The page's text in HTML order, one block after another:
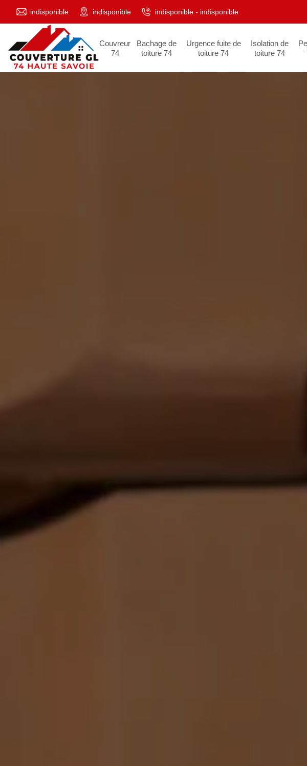
indisponible indisponible indisponible - indisponible
Couvreur
74
Bachage de
toiture 74
Urgence fuite de
toiture 74
Isolation de
toiture 74